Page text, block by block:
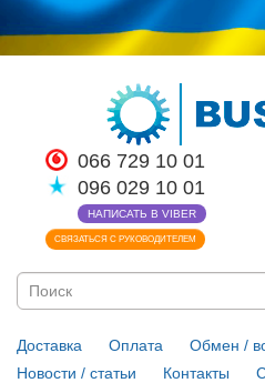
066 729 10 01
096 029 10 01
НАПИСАТЬ В VIBER
СВЯЗАТЬСЯ С РУКОВОДИТЕЛЕМ
Доставка Оплата Обмен /
Новости / статьи
Контакты